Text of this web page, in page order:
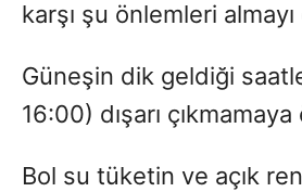
karşı şu önlemleri
Güneşin dik geldiği
16:00) dışarı
Bol su tüketin ve açık